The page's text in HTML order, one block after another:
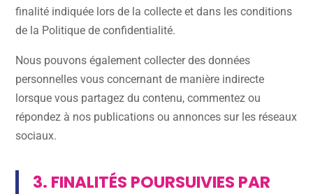
finalité indiquée lors de la collecte et dans les conditions
de la Politique de confidentialité.
Nous pouvons également collecter des données
personnelles vous concernant de manière indirecte
lorsque vous partagez du contenu, commentez ou
répondez à nos publications ou annonces sur les réseaux
sociaux.
3. FINALITÉS POURSUIVIES PAR